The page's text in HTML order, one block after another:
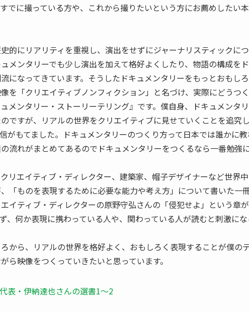
でに撮っている方や、これから撮りたいという方にお薦めしたい
的にリアリティを重視し、演出をせずにジャーナリスティックに
メンタリーでも少し演出を加えて格好よくしたり、物語の構成を
になってきています。そうしたドキュメンタリーをもっとおもし
を「クリエイティブノンフィクション」と名づけ、実際にどうつ
メンタリー・ストーリーテリング』です。僕自身、ドキュメンタ
ですが、リアルの世界をクリエイティブに見せていくことを追究
がもてました。ドキュメンタリーのつくり方って日本では誰かに
流れがまとめてあるのでドキュメンタリーをつくるなら一番勉強
クリエイティブ・ディレクター、建築家、帽子デザイナーなど世界
「ものを表現するために必要な能力や考え方」について書いた一
イティブ・ディレクターの原野守弘さんの「侵犯せよ」という章
、何か表現に携わっている人や、関わっている人が読むと刺激に
から、リアルの世界を格好よく、おもしろく表現することが僕の
ら映像をつくっていきたいと思っています。
表・伊納達也さんの選書1～2